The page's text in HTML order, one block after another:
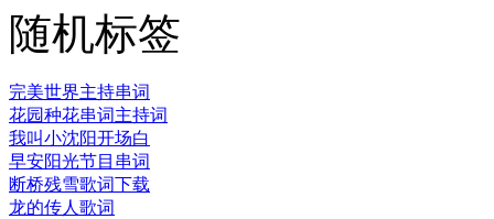
随机标签
完美世界主持串词
花园种花串词主持词
我叫小沈阳开场白
早安阳光节目串词
断桥残雪歌词下载
龙的传人歌词